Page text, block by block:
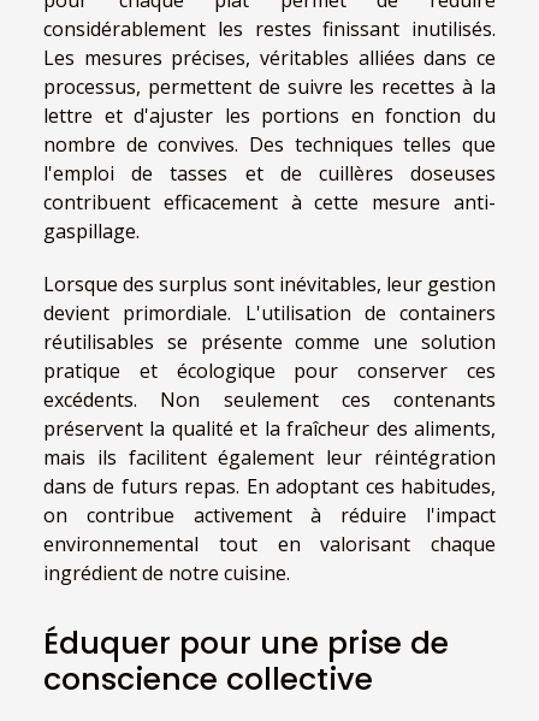
considérablement les restes finissant inutilisés.
Les mesures précises, véritables alliées dans ce
processus, permettent de suivre les recettes à la
lettre et d'ajuster les portions en fonction du
nombre de convives. Des techniques telles que
l'emploi de tasses et de cuillères doseuses
contribuent efficacement à cette mesure anti-
gaspillage.
Lorsque des surplus sont inévitables, leur gestion
devient primordiale. L'utilisation de containers
réutilisables se présente comme une solution
pratique et écologique pour conserver ces
excédents. Non seulement ces contenants
préservent la qualité et la fraîcheur des aliments,
mais ils facilitent également leur réintégration
dans de futurs repas. En adoptant ces habitudes,
on contribue activement à réduire l'impact
environnemental tout en valorisant chaque
ingrédient de notre cuisine.
Éduquer pour une prise de
conscience collective